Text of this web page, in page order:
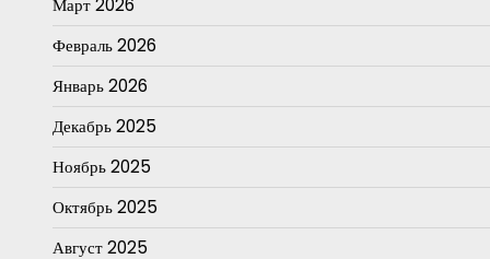
Март 2026
Февраль 2026
Январь 2026
Декабрь 2025
Ноябрь 2025
Октябрь 2025
Август 2025